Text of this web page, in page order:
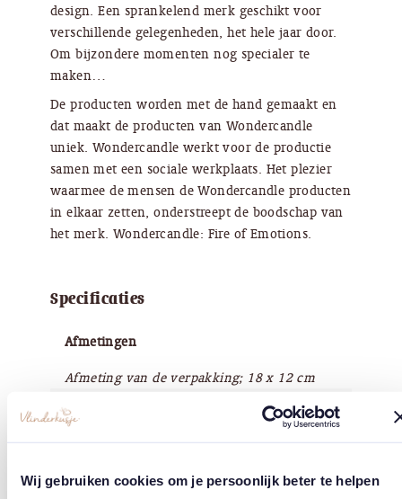
Wij gebruiken cookies om je persoonlijk beter te helpen
design. Een sprankelend merk geschikt voor
verschillende gelegenheden, het hele jaar door.
Om bijzondere momenten nog specialer te
maken…
De producten worden met de hand gemaakt en
dat maakt de producten van Wondercandle
uniek. Wondercandle werkt voor de productie
samen met een sociale werkplaats. Het plezier
waarmee de mensen de Wondercandle producten
in elkaar zetten, onderstreept de boodschap van
het merk. Wondercandle: Fire of Emotions.
Specificaties
Afmetingen
Afmeting van de verpakking; 18 x 12 cm
Waarden
Merk